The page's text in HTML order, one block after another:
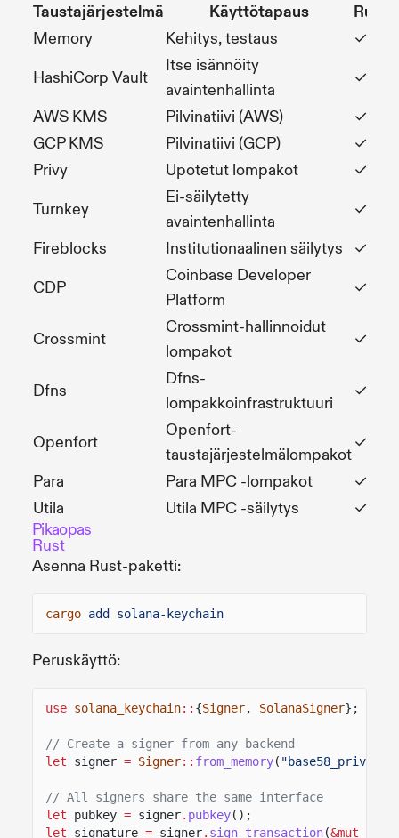
Taustajärjestelmä
Käyttötapaus Rust
Memory
Kehitys, testaus ✓
HashiCorp Vault
Itse isännöity
avaintenhallinta
✓
AWS KMS
Pilvinatiivi (AWS) ✓
GCP KMS
Pilvinatiivi (GCP) ✓
Privy
Upotetut lompakot ✓
Turnkey
Ei-säilytetty
avaintenhallinta
✓
Fireblocks
Institutionaalinen säilytys ✓
CDP
Coinbase Developer
Platform
✓
Crossmint
Crossmint-hallinnoidut
lompakot
✓
Dfns
Dfns-
lompakkoinfrastruktuuri
✓
Openfort
Openfort-
taustajärjestelmälompakot
✓
Para
Para MPC -lompakot ✓
Utila
Utila MPC -säilytys ✓
Pikaopas
Rust
Asenna Rust-paketti:
cargo add solana-keychain
Peruskäyttö:
use solana_keychain:: {Signer, SolanaSigner};
// Create a signer from any backend
let
signer = Signer:: from_memory(
// All signers share the same interface
let
pubkey = signer. pubkey();
let
signature = signer. sign_transaction(&mut